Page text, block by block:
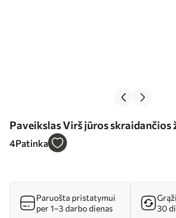
Paveikslas Virš jūros skraidančios
s39152
4Patinka
Paruošta pristatymui
per 1–3 darbo dienas
30